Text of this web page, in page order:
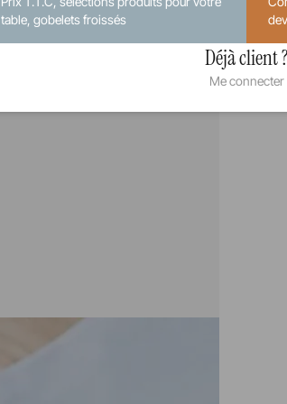
table, gobelets froissés
Déjà client ?
Me connecter